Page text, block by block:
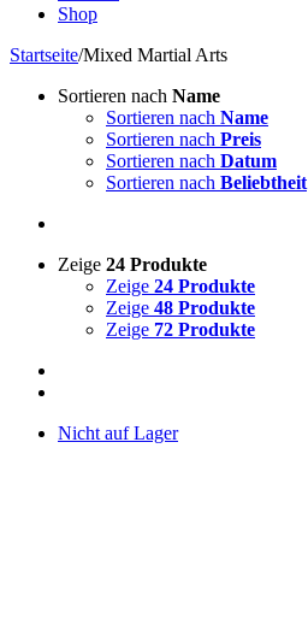
Shop
Startseite/Mixed Martial Arts
Sortieren nach Name
Sortieren nach Name
Sortieren nach Preis
Sortieren nach Datum
Sortieren nach Beliebtheit
Zeige 24 Produkte
Zeige 24 Produkte
Zeige 48 Produkte
Zeige 72 Produkte
Nicht auf Lager